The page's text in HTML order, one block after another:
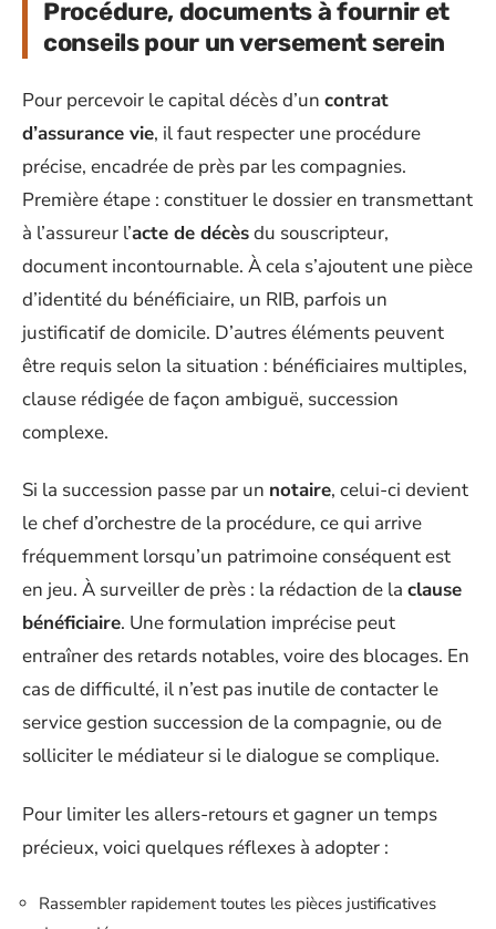
Procédure, documents à fournir et
conseils pour un versement serein
Pour percevoir le capital décès d’un contrat
d’assurance vie, il faut respecter une procédure
précise, encadrée de près par les compagnies.
Première étape : constituer le dossier en transmettant
à l’assureur l’acte de décèsdu souscripteur,
document incontournable. À cela s’ajoutent une pièce
d’identité du bénéficiaire, un RIB, parfois un
justificatif de domicile. D’autres éléments peuvent
être requis selon la situation : bénéficiaires multiples,
clause rédigée de façon ambiguë, succession
complexe.
Si la succession passe par un notaire, celui-ci devient
le chef d’orchestre de la procédure, ce qui arrive
fréquemment lorsqu’un patrimoine conséquent est
en jeu. À surveiller de près : la rédaction de la clause
bénéficiaire. Une formulation imprécise peut
entraîner des retards notables, voire des blocages. En
cas de difficulté, il n’est pas inutile de contacter le
service gestion succession de la compagnie, ou de
solliciter le médiateur si le dialogue se complique.
Pour limiter les allers-retours et gagner un temps
précieux, voici quelques réflexes à adopter :
Rassembler rapidement toutes les pièces justificatives